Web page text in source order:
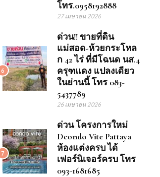
โทร.0958192888
27 เมษายน 2026
6
ด่วน!! ขายที่ดิน
แม่สอด-ห้วยกระโหล
ก 42 ไร่ ที่มีโฉนด นส.4
ครุฑแดง แปลงเดียว
ในย่านนี้ โทร 083-
5437789
26 เมษายน 2026
7
ด่วน โครงการใหม่
Dcondo Vite Pattaya
ห้องแต่งครบ ได้
เฟอร์นิเจอร์ครบ โทร
093-1681685